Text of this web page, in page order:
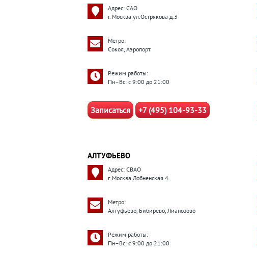
Адрес: САО
г. Москва ул.Острякова д.3
Метро:
Сокол, Аэропорт
Режим работы:
Пн–Вс: с 9:00 до 21:00
Записаться +7 (495) 104-93-33
АЛТУФЬЕВО
Адрес: СВАО
г. Москва Лобненская 4
Метро:
Алтуфьево, Бибирево, Лианозово
Режим работы:
Пн–Вс: с 9:00 до 21:00